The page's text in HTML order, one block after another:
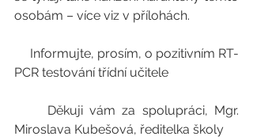
osobám – více viz v přílohách.
PCR testování třídní učitele
Miroslava Kubešová, ředitelka školy